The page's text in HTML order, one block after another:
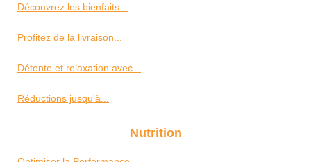
Découvrez les bienfaits...
Profitez de la livraison...
Détente et relaxation avec...
Réductions jusqu'à...
Nutrition